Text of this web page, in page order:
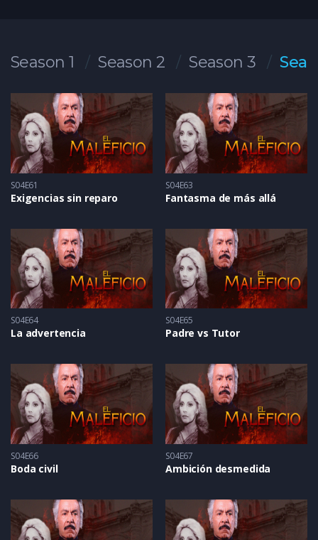
Season 1 Season 2 Season 3
S04E61
Exigencias sin reparo
S04E63
Fantasma de más allá
S04E64
La advertencia
S04E65
Padre vs Tutor
S04E66
Boda civil
S04E67
Ambición desmedida